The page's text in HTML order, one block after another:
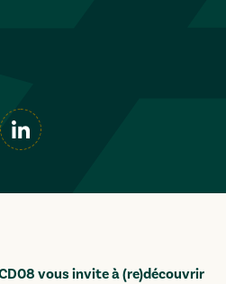
vous invite à (re)découvrir